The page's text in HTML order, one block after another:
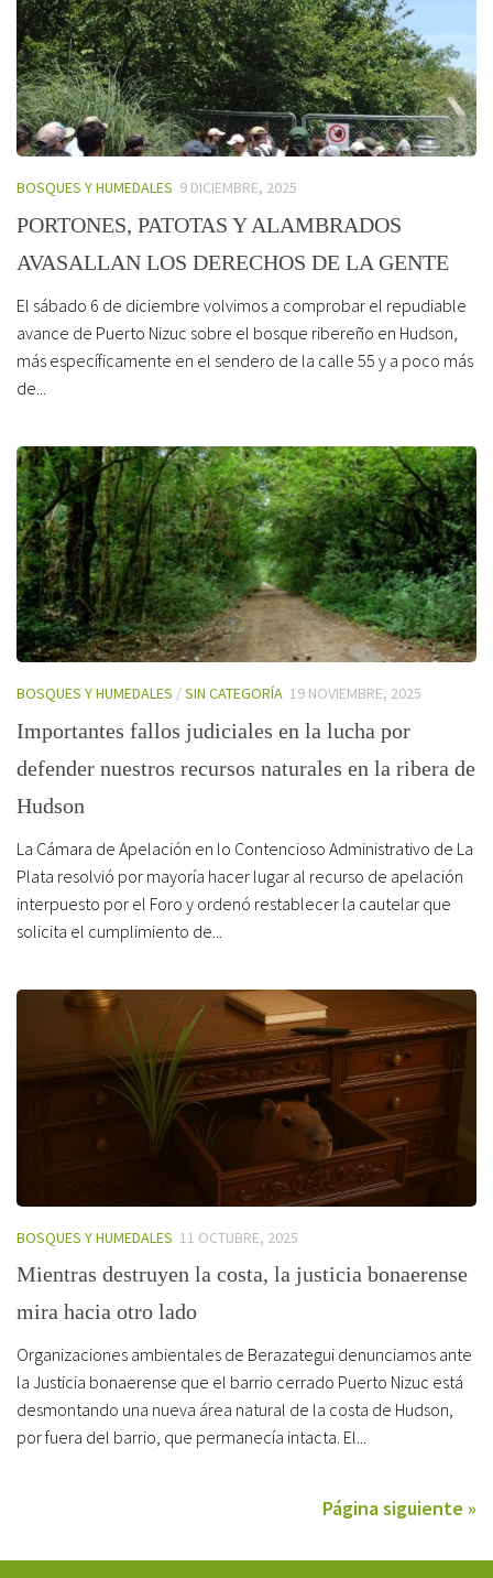
BOSQUES Y HUMEDALES 9 DICIEMBRE, 2025
PORTONES, PATOTAS Y ALAMBRADOS
AVASALLAN LOS DERECHOS DE LA GENTE
El sábado 6 de diciembre volvimos a comprobar el repudiable
avance de Puerto Nizuc sobre el bosque ribereño en Hudson,
más específicamente en el sendero de la calle 55 y a poco más
de...
BOSQUES Y HUMEDALES /SIN CATEGORÍA 19 NOVIEMBRE, 2025
Importantes fallos judiciales en la lucha por
defender nuestros recursos naturales en la ribera de
Hudson
La Cámara de Apelación en lo Contencioso Administrativo de La
Plata resolvió por mayoría hacer lugar al recurso de apelación
interpuesto por el Foro y ordenó restablecer la cautelar que
solicita el cumplimiento de...
BOSQUES Y HUMEDALES 11 OCTUBRE, 2025
Mientras destruyen la costa, la justicia bonaerense
mira hacia otro lado
Organizaciones ambientales de Berazategui denunciamos ante
la Justicia bonaerense que el barrio cerrado Puerto Nizuc está
desmontando una nueva área natural de la costa de Hudson,
por fuera del barrio, que permanecía intacta. El...
Página siguiente »